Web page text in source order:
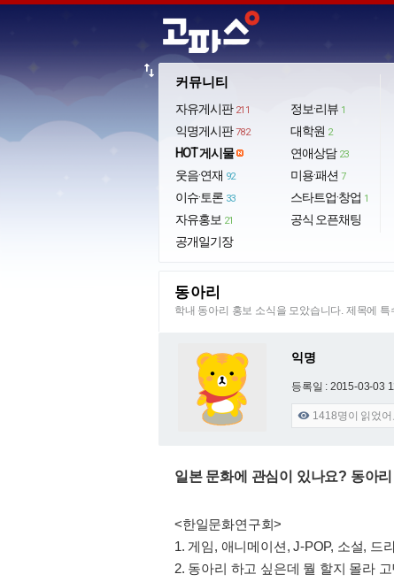
커뮤니티
자유게시판 211
익명게시판 782
HOT 게시물
웃음·연재 92
이슈·토론 33
자유홍보 21
공개일기장
정보·리뷰 1
대학원 2
연애상담 23
미용·패션 7
스타트업·창업 1
공식 오픈채팅
import_export
동아리
학내 동아리 홍보 소식을 모았습니다. 제목에
익명
등록일 : 2015-03-03
 1418명이 읽었어
일본 문화에 관심이 있나요? 동아
<한일문화연구회>
1. 게임, 애니메이션, J-POP, 소설, 드
2. 동아리 하고 싶은데 뭘 할지 몰라